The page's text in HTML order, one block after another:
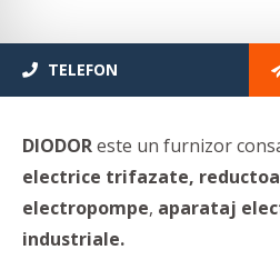
TELEFON
DIODOReste un furnizor
electrice trifazate,
electropompe, aparataj
industriale.